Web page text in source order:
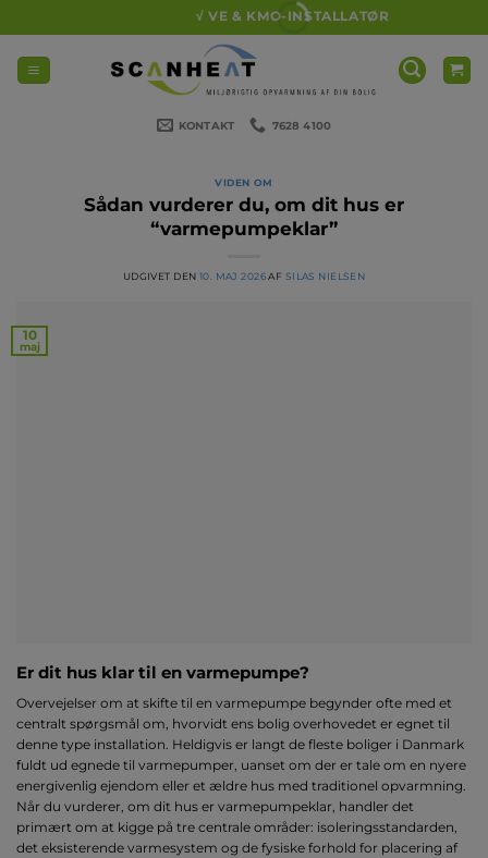
√ VE & KMO-INSTALLATØR
KONTAKT 7628 4100
VIDEN OM
Sådan vurderer du, om dit hus er
“varmepumpeklar”
UDGIVET DEN 10. MAJ 2026 AF SILAS NIELSEN
10
maj
Er dit hus klar til en varmepumpe?
Overvejelser om at skifte til en varmepumpe begynder ofte med et
centralt spørgsmål om, hvorvidt ens bolig overhovedet er egnet til
denne type installation. Heldigvis er langt de fleste boliger i Danmark
fuldt ud egnede til varmepumper, uanset om der er tale om en nyere
energivenlig ejendom eller et ældre hus med traditionel opvarmning.
Når du vurderer, om dit hus er varmepumpeklar, handler det
primært om at kigge på tre centrale områder: isoleringsstandarden,
det eksisterende varmesystem og de fysiske forhold for placering af